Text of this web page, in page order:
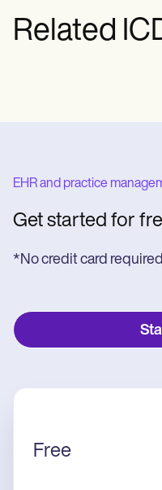
Related
EHR and practice
Get started for
*No credit card required
Free